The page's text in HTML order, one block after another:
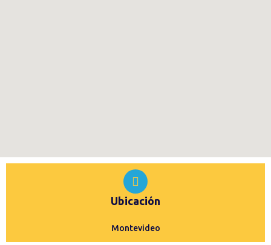
Ubicación
Montevideo